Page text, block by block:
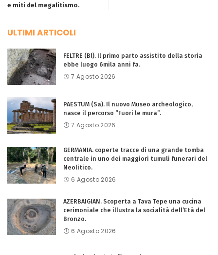
e miti del megalitismo.
ULTIMI ARTICOLI
FELTRE (Bl). Il primo parto assistito della storia
ebbe luogo 6mila anni fa.
7 Agosto 2026
PAESTUM (Sa). Il nuovo Museo archeologico,
nasce il percorso “Fuori le mura”.
7 Agosto 2026
GERMANIA. coperte tracce di una grande tomba
centrale in uno dei maggiori tumuli funerari del
Neolitico.
6 Agosto 2026
AZERBAIGIAN. Scoperta a Tava Tepe una cucina
cerimoniale che illustra la socialità dell’Età del
Bronzo.
6 Agosto 2026